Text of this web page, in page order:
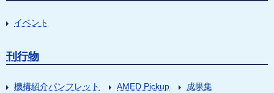
イベント
刊行物
機構紹介パンフレット AMED Pickup
成果集